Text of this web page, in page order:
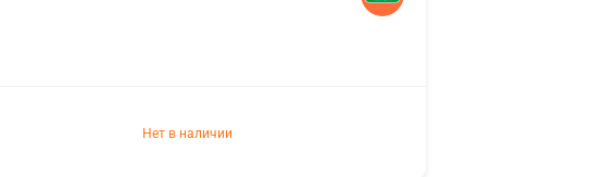
Нет в наличии